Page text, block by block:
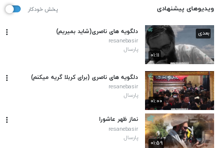
ویدیوهای پیشنهادی پخش خودکار
۰۱:۱۱
بعدی دلگویه های ناصری(شاید بمیریم)
resanebasir
پارسال
۰۱:۰۰
دلگویه های ناصری (برای کربلا گریه میکنم)
resanebasir
پارسال
۰۱:۵۹
نماز ظهر عاشورا
resanebasir
پارسال